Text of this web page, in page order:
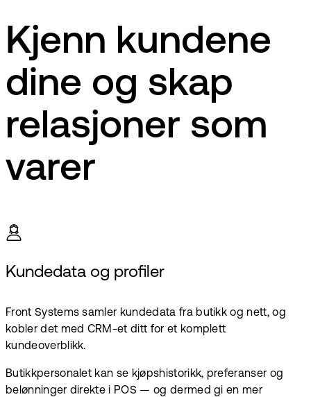
Kjenn kundene
dine og skap
relasjoner som
varer
Kundedata og profiler
Front Systems samler kundedata fra butikk og nett, og
kobler det med CRM-et ditt for et komplett
kundeoverblikk.
Butikkpersonalet kan se kjøpshistorikk, preferanser og
belønninger direkte i POS — og dermed gi en mer